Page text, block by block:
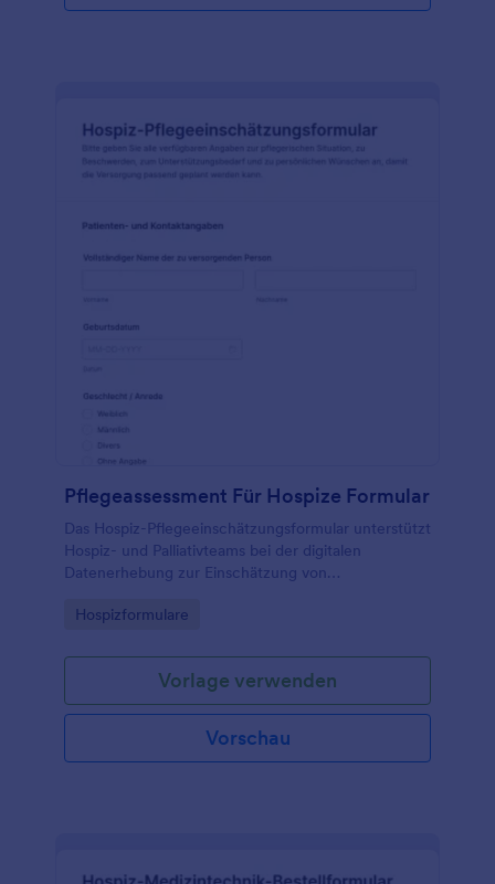
Pflegeassessment Für Hospize Formular
Das Hospiz-Pflegeeinschätzungsformular unterstützt
Hospiz- und Palliativteams bei der digitalen
Datenerhebung zur Einschätzung von
die Betreuung besser geplant und koordiniert
Go to Category:
Hospizformulare
Vorlage verwenden
Vorschau